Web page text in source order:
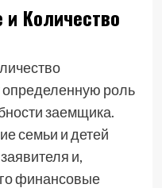
Количество
роль
заемщика.
семьи и детей
и,
финансовые